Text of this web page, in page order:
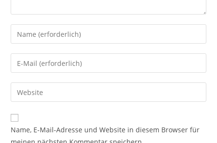
Name, E-Mail-Adresse und Website in diesem Browser für